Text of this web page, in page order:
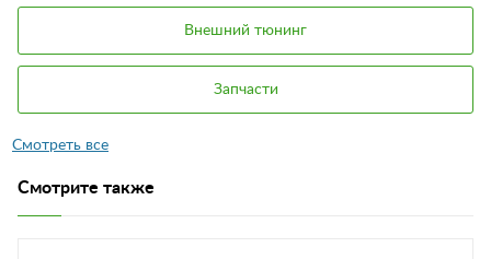
Внешний тюнинг
Запчасти
Смотрите также